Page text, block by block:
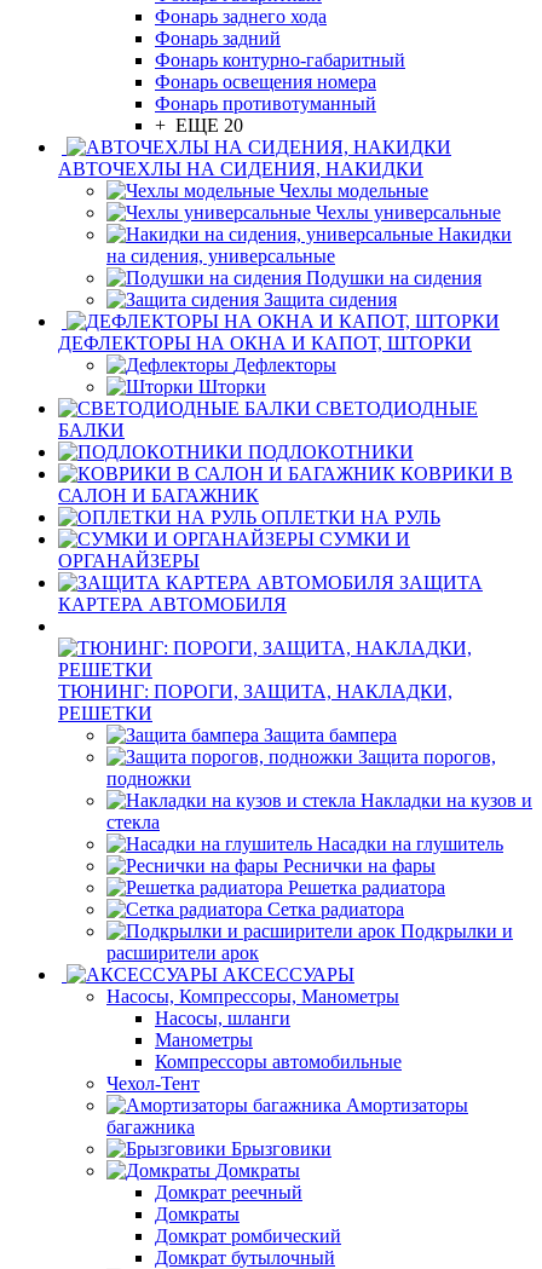
Фонарь заднего хода
Фонарь задний
Фонарь контурно-габаритный
Фонарь освещения номера
Фонарь противотуманный
+ ЕЩЕ 20
АВТОЧЕХЛЫ НА СИДЕНИЯ, НАКИДКИ
Чехлы модельные
Чехлы универсальные
Накидки
на сидения, универсальные
Подушки на сидения
Защита сидения
ДЕФЛЕКТОРЫ НА ОКНА И КАПОТ, ШТОРКИ
Дефлекторы
Шторки
СВЕТОДИОДНЫЕ
БАЛКИ
ПОДЛОКОТНИКИ
КОВРИКИ В
САЛОН И БАГАЖНИК
ОПЛЕТКИ НА РУЛЬ
СУМКИ И
ОРГАНАЙЗЕРЫ
ЗАЩИТА
КАРТЕРА АВТОМОБИЛЯ
ТЮНИНГ: ПОРОГИ, ЗАЩИТА, НАКЛАДКИ,
РЕШЕТКИ
Защита бампера
Защита порогов,
подножки
Накладки на кузов и
стекла
Насадки на глушитель
Реснички на фары
Решетка радиатора
Сетка радиатора
Подкрылки и
расширители арок
АКСЕССУАРЫ
Насосы, Компрессоры, Манометры
Насосы, шланги
Манометры
Компрессоры автомобильные
Чехол-Тент
Амортизаторы
багажника
Брызговики
Домкраты
Домкрат реечный
Домкраты
Домкрат ромбический
Домкрат бутылочный